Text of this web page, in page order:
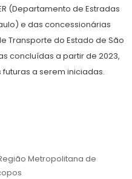
(Departamento de Estradas
e das concessionárias
Transporte do Estado de São
concluídas a partir de 2023,
a serem iniciadas.
Metropolitana de